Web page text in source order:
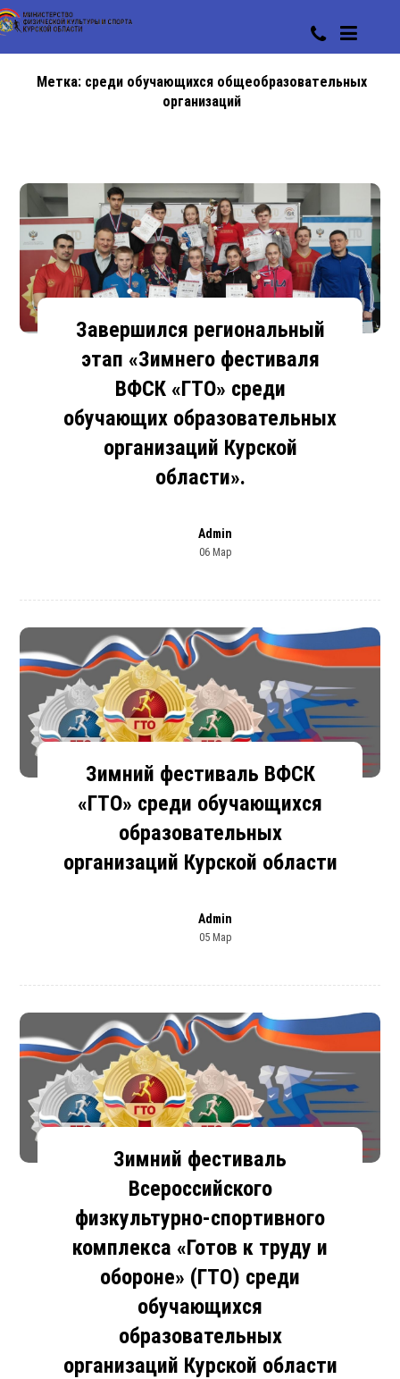
Метка: среди обучающихся общеобразовательных
организаций
Завершился региональный
этап «Зимнего фестиваля
ВФСК «ГТО» среди
обучающих образовательных
организаций Курской
области».
Admin
06 Мар
Зимний фестиваль ВФСК
«ГТО» среди обучающихся
образовательных
организаций Курской области
Admin
05 Мар
Зимний фестиваль
Всероссийского
физкультурно-спортивного
комплекса «Готов к труду и
обороне» (ГТО) среди
обучающихся
образовательных
организаций Курской области